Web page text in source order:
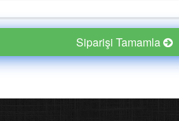
Siparişi Tamamla